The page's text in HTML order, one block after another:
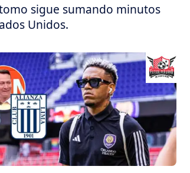
sigue sumando minutos
Unidos.